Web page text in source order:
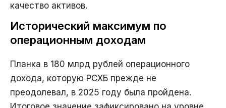
качество активов.
Исторический максимум по
операционным доходам
Планка в 180 млрд рублей операционного
дохода, которую РСХБ прежде не
преодолевал, в 2025 году была пройдена.